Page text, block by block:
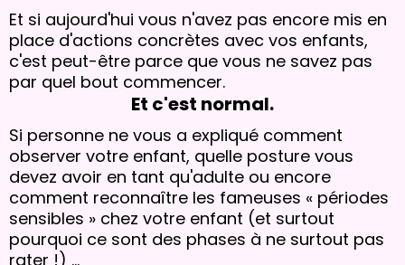
Et si aujourd'hui vous n'avez pas encore mis en
place d'actions concrètes avec vos enfants,
c'est peut-être parce que vous ne savez pas
par quel bout commencer.
Et c'est normal.
Si personne ne vous a expliqué comment
observer votre enfant, quelle posture vous
devez avoir en tant qu'adulte ou encore
comment reconnaître les fameuses « périodes
sensibles » chez votre enfant (et surtout
pourquoi ce sont des phases à ne surtout pas
rater !) ...